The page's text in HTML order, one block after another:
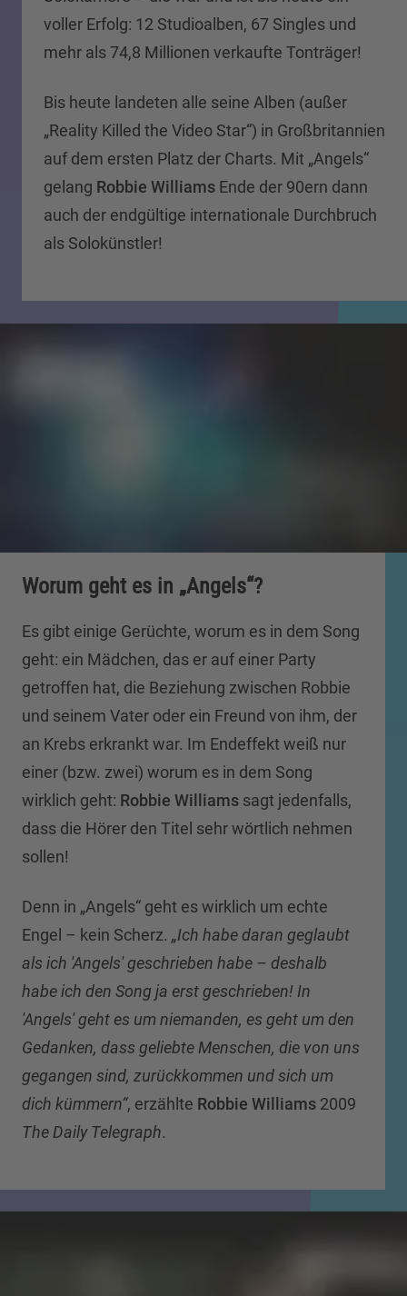
voller Erfolg: 12 Studioalben, 67 Singles und
mehr als 74,8 Millionen verkaufte Tonträger!
Bis heute landeten alle seine Alben (außer
„Reality Killed the Video Star“) in Großbritannien
auf dem ersten Platz der Charts. Mit „Angels“
gelang Robbie Williams Ende der 90ern dann
auch der endgültige internationale Durchbruch
als Solokünstler!
Worum geht es in „Angels“?
Es gibt einige Gerüchte, worum es in dem Song
geht: ein Mädchen, das er auf einer Party
getroffen hat, die Beziehung zwischen Robbie
und seinem Vater oder ein Freund von ihm, der
an Krebs erkrankt war. Im Endeffekt weiß nur
einer (bzw. zwei) worum es in dem Song
wirklich geht: Robbie Williams sagt jedenfalls,
dass die Hörer den Titel sehr wörtlich nehmen
sollen!
Denn in „Angels“ geht es wirklich um echte
Engel – kein Scherz. „Ich habe daran geglaubt
als ich 'Angels' geschrieben habe – deshalb
habe ich den Song ja erst geschrieben! In
'Angels' geht es um niemanden, es geht um den
Gedanken, dass geliebte Menschen, die von uns
gegangen sind, zurückkommen und sich um
dich kümmern“, erzählte Robbie Williams 2009
The Daily Telegraph.